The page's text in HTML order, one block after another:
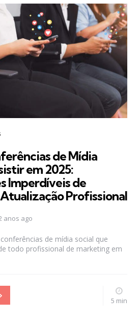
de Mídia
em 2025:
Imperdíveis de
Profissional
anos ago
de mídia social que
todo profissional de marketing em
5 min